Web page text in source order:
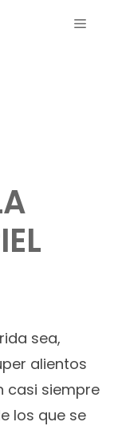
MENÚ
sea,
alientos
casi siempre
los que se